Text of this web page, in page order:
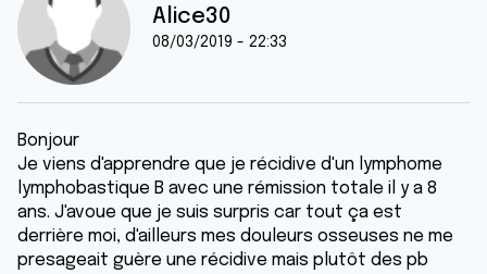
Alice30
08/03/2019 - 22:33
Bonjour
Je viens d'apprendre que je récidive d'un lymphome
lymphobastique B avec une rémission totale il y a 8
ans. J'avoue que je suis surpris car tout ça est
derrière moi, d'ailleurs mes douleurs osseuses ne me
presageait guère une récidive mais plutôt des pb